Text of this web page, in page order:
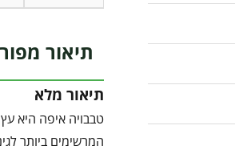
תיאור
תיאור מלא
טבבויה איפה היא
המרשימים ביותר